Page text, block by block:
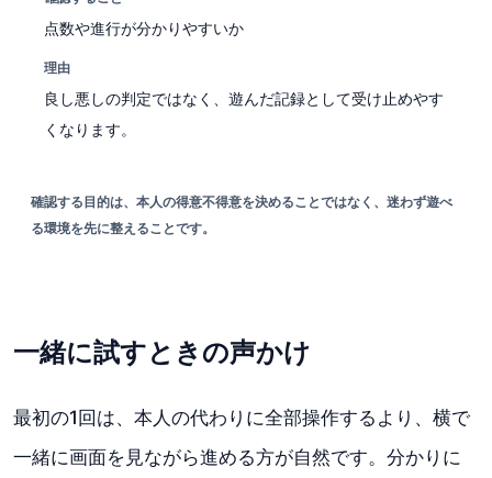
点数や進行が分かりやすいか
理由
良し悪しの判定ではなく、遊んだ記録として受け止めやす
くなります。
確認する目的は、本人の得意不得意を決めることではなく、迷わず遊べ
る環境を先に整えることです。
一緒に試すときの声かけ
最初の1回は、本人の代わりに全部操作するより、横で
一緒に画面を見ながら進める方が自然です。分かりに